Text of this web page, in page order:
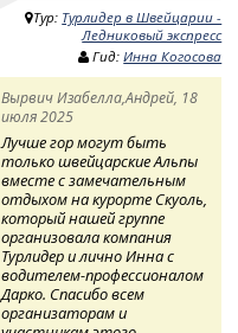
Тур: Турлидер в Швейцарии -
Ледниковый экспресс
Гид:Инна Когосова
Вырвич Изабелла,Андрей, 18
июля 2025
Лучше гор могут быть
только швейцарские Альпы
вместе с замечательным
отдыхом на курорте Скуоль,
который нашей группе
организовала компания
Турлидер и лично Инна с
водителем-профессионалом
Дарко. Спасибо всем
организаторам и